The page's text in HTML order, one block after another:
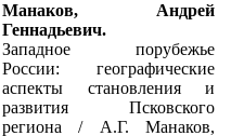
Манаков, Андрей
Геннадьевич.
Западное порубежье
России: географические
аспекты становления и
развития Псковского
региона / А.Г. Манаков,